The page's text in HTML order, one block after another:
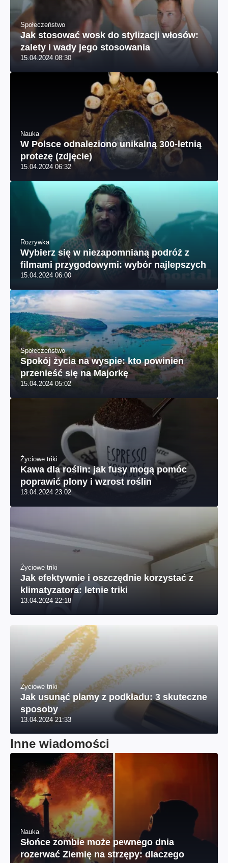
Społeczeństwo
Jak stosować wosk do stylizacji włosów:
zalety i wady jego stosowania
15.04.2024 08:30
Nauka
W Polsce odnaleziono unikalną 300-letnią
protezę (zdjęcie)
15.04.2024 06:32
Rozrywka
Wybierz się w niezapomnianą podróż z
filmami przygodowymi: wybór najlepszych
15.04.2024 06:00
Społeczeństwo
Spokój życia na wyspie: kto powinien
przenieść się na Majorkę
15.04.2024 05:02
Życiowe triki
Kawa dla roślin: jak fusy mogą pomóc
poprawić plony i wzrost roślin
13.04.2024 23:02
Życiowe triki
Jak efektywnie i oszczędnie korzystać z
klimatyzatora: letnie triki
13.04.2024 22:18
Życiowe triki
Jak usunąć plamy z podkładu: 3 skuteczne
sposoby
13.04.2024 21:33
Inne wiadomości
Nauka
Słońce zombie może pewnego dnia
rozerwać Ziemię na strzępy: dlaczego